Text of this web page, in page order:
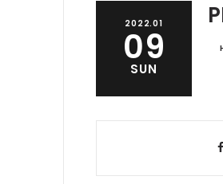
2022.01
09
SUN